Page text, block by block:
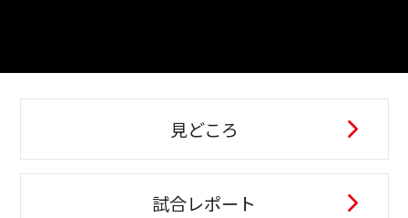
見どころ
試合レポート